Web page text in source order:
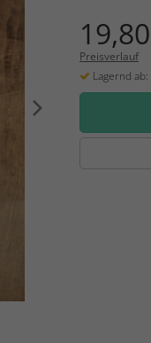
19,80
Preisverlauf
Lagernd